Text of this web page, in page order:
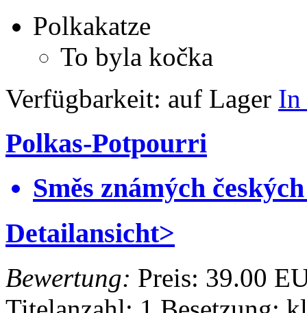
Polkakatze
To byla kočka
Verfügbarkeit: auf Lager In
Polkas-Potpourri
Směs známých
Detailansicht>
Bewertung: Preis: 39.00